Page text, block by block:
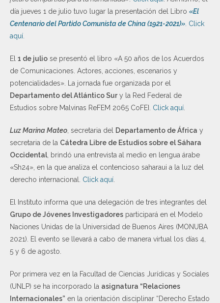
día jueves 1 de julio tuvo lugar la presentación del Libro «El
Centenario del Partido Comunista de China (1921-2021)» Click
aquí
El 1 de julio se presentó el libro «A 50 años de los Acuerdos
de Comunicaciones. Actores, acciones, escenarios y
potencialidades». La jornada fue organizada por el
Departamento del Atlántico Sury la Red Federal de
Estudios sobre Malvinas ReFEM 2065 CoFEI. Click aquí
Luz Marina Mateo , secretaria del Departamento de África y
secretaria de la Cátedra Libre de Estudios sobre el Sáhara
Occidental , brindó una entrevista al medio en lengua árabe
«Sh24», en la que analiza el contencioso saharaui a la luz del
derecho internacional. Click aquí
El Instituto informa que una delegación de tres integrantes del
Grupo de Jóvenes Investigadores participará en el Modelo
Naciones Unidas de la Universidad de Buenos Aires (MONUBA
2021). El evento se llevará a cabo de manera virtual los días 4,
5 y 6 de agosto.
Por primera vez en la Facultad de Ciencias Jurídicas y Sociales
(UNLP) se ha incorporado la asignatura “Relaciones
Internacionales” en la orientación disciplinar “Derecho Estado